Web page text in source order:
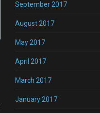
September 2017
August 2017
May 2017
April 2017
March 2017
January 2017